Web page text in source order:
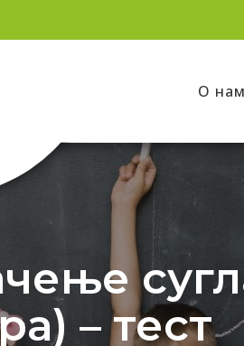
О
– тест